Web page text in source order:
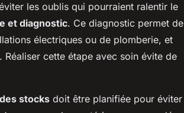
les oublis qui pourraient ralentir le
et diagnostic. Ce diagnostic permet de
électriques ou de plomberie, et
Réaliser cette étape avec soin évite de
stocks doit être planifiée pour éviter